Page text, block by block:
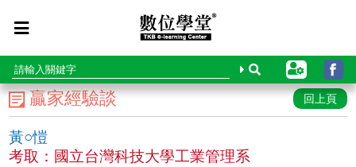
贏家經驗談 回上頁
黃○愷
考取：國立台灣科技大學工業管理系